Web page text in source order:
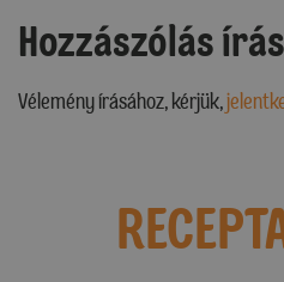
Hozzászólás
Vélemény írásához, kérjük,